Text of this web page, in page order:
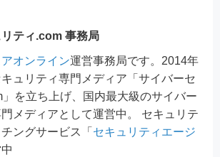
ティ.com 事務局
オンライン運営事務局です。2014年
ュリティ専門メディア「サイバーセ
を立ち上げ、国内最大級のサイバー
メディアとして運営中。 セキュリテ
ングサービス「 セキュリティエージ